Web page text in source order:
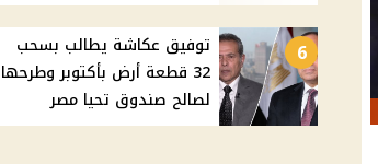
6
توفيق عكاشة يطالب بسحب
32 قطعة أرض بأكتوبر وطرحها
لصالح صندوق تحيا مصر